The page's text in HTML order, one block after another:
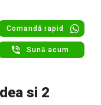
Comandă rapid
Sună acum
si 2